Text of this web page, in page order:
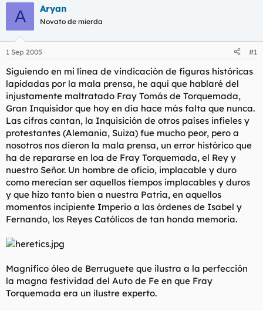
i
c
a
o
r
d
e
l
t
e
m
a
c
a
i
n
c
i
o
A Aryan
Novato de mierda
1 Sep 2005 #1
Siguiendo en mi línea de vindicación de figuras históricas
lapidadas por la mala prensa, he aquí que hablaré del
injustamente maltratado Fray Tomás de Torquemada,
Gran Inquisidor que hoy en día hace más falta que nunca.
Las cifras cantan, la Inquisición de otros países infieles y
protestantes (Alemania, Suiza) fue mucho peor, pero a
nosotros nos dieron la mala prensa, un error histórico que
ha de repararse en loa de Fray Torquemada, el Rey y
nuestro Señor. Un hombre de oficio, implacable y duro
como merecían ser aquellos tiempos implacables y duros
y que hizo tanto bien a nuestra Patria, en aquellos
momentos incipiente Imperio a las órdenes de Isabel y
Fernando, los Reyes Católicos de tan honda memoria.
Magnífico óleo de Berruguete que ilustra a la perfección
la magna festividad del Auto de Fe en que Fray
Torquemada era un ilustre experto.